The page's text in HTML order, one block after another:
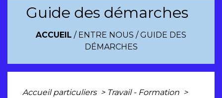
Guide des démarches
ACCUEIL / ENTRE NOUS /GUIDE DES
DÉMARCHES
Accueil particuliers > Travail - Formation >